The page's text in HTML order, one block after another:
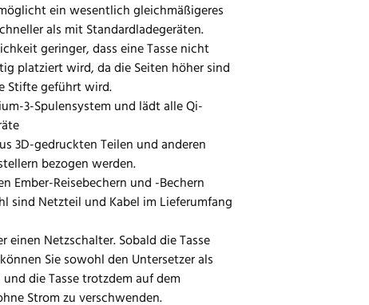
ein wesentlich gleichmäßigeres
als mit Standardladegeräten.
geringer, dass eine Tasse nicht
platziert wird, da die Seiten höher sind
Stifte geführt wird.
3-Spulensystem und lädt alle Qi-
3D-gedruckten Teilen und anderen
bezogen werden.
Ember-Reisebechern und -Bechern
sind Netzteil und Kabel im Lieferumfang
einen Netzschalter. Sobald die Tasse
Sie sowohl den Untersetzer als
die Tasse trotzdem auf dem
Strom zu verschwenden.